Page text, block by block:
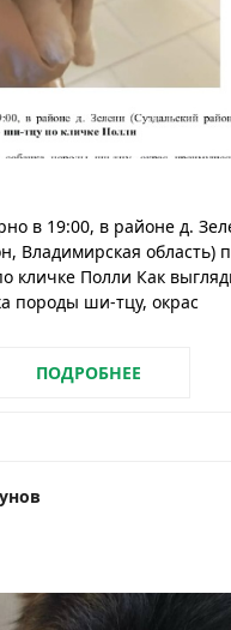
в 19:00, в районе д.
Владимирская область)
кличке Полли Как
породы ши-тцу, окрас
ПОДРОБНЕЕ